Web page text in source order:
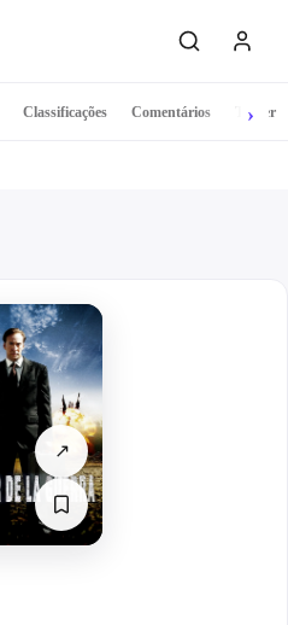
↗
Classificações Comentários Trailer